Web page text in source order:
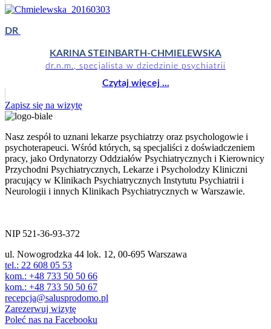
DR
KARINA STEINBARTH-CHMIELEWSKA
dr.n.m., specjalista w dziedzinie psychiatrii
Czytaj więcej ...
Zapisz się na wizytę
Nasz zespół to uznani lekarze psychiatrzy oraz psychologowie i
psychoterapeuci. Wśród których, są specjaliści z doświadczeniem
pracy, jako Ordynatorzy Oddziałów Psychiatrycznych i Kierownicy
Przychodni Psychiatrycznych, Lekarze i Psycholodzy Kliniczni
pracujący w Klinikach Psychiatrycznych Instytutu Psychiatrii i
Neurologii i innych Klinikach Psychiatrycznych w Warszawie.
NIP 521-36-93-372
ul. Nowogrodzka 44 lok. 12, 00-695 Warszawa
tel.: 22 608 05 53
kom.: +48 733 50 50 66
kom.: +48 733 50 50 67
recepcja@salusprodomo.pl
Zarezerwuj wizytę
Poleć nas na Facebooku